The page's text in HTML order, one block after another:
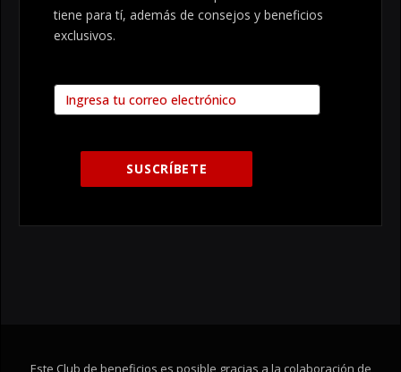
tiene para tí, además de consejos y beneficios
exclusivos.